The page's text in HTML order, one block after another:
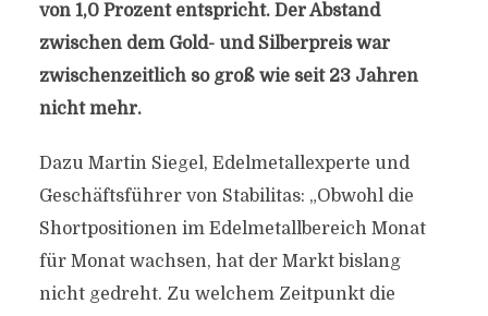
von 1,0 Prozent entspricht. Der Abstand
zwischen dem Gold- und Silberpreis war
zwischenzeitlich so groß wie seit 23 Jahren
nicht mehr.
Dazu Martin Siegel, Edelmetallexperte und
Geschäftsführer von Stabilitas: „Obwohl die
Shortpositionen im Edelmetallbereich Monat
für Monat wachsen, hat der Markt bislang
nicht gedreht. Zu welchem Zeitpunkt die